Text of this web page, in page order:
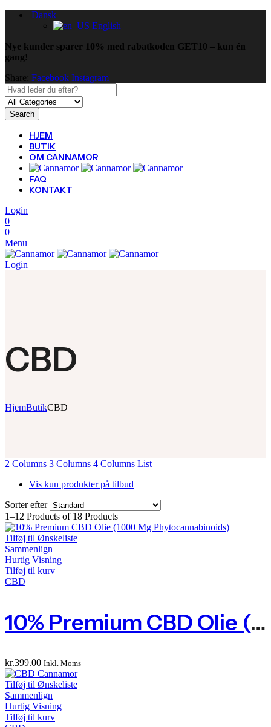
Dansk
English
Nye kunder sparer 10% med rabatkoden GET10 – kun én
gang!
Share: Facebook Instagram
Search
HJEM
BUTIK
OM CANNAMOR
FAQ
KONTAKT
Login
0
0
Menu
Login
CBD
HjemButikCBD
2 Columns 3 Columns 4 Columns List
Vis kun produkter på tilbud
Sorter efter
1–12 Products of 18 Products
Tilføj til Ønskeliste
Sammenlign
Hurtig Visning
Tilføj til kurv
CBD
10% Premium CBD Olie (1000 Mg Phytocannabinoids)
kr.399.00 Inkl. Moms
Tilføj til Ønskeliste
Sammenlign
Hurtig Visning
Tilføj til kurv